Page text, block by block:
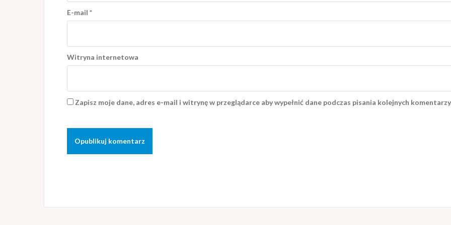
E-mail *
Witryna internetowa
Zapisz moje dane, adres e-mail i witrynę w przeglądarce aby wypełnić dane podczas pisania kolejnych